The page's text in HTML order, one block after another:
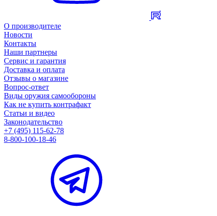
О производителе
Новости
Контакты
Наши партнеры
Сервис и гарантия
Доставка и оплата
Отзывы о магазине
Вопрос-ответ
Виды оружия самообороны
Как не купить контрафакт
Статьи и видео
Законодательство
+7 (495) 115-62-78
8-800-100-18-46